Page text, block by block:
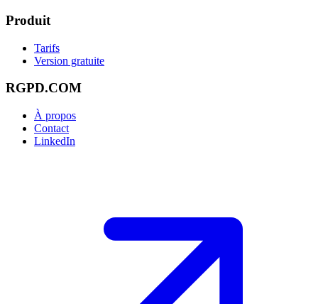
Produit
Tarifs
Version gratuite
RGPD.COM
À propos
Contact
LinkedIn